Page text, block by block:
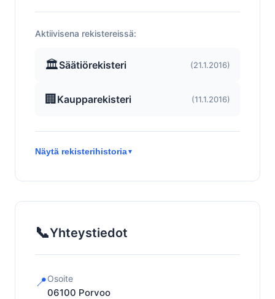
Aktiivisena rekistereissä:
🏛️Säätiörekisteri (21.1.2016)
🏢 Kaupparekisteri (11.1.2016)
Näytä rekisterihistoria▼
📞Yhteystiedot
📍Osoite
06100 Porvoo